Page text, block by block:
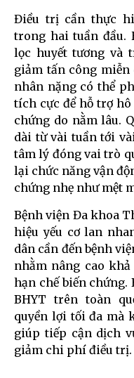
Điều trị cần thực
trong hai tuần đầu.
lọc huyết tương và
giảm tấn công
nhân nặng có thể
tích cực để hỗ trợ
chứng do nằm lâu.
dài từ vài tuần tới
tâm lý đóng vai trò
lại chức năng vận
chứng nhẹ như mệt
Bệnh viện Đa khoa
hiệu yếu cơ lan
dân cần đến bệnh
nhằm nâng cao
hạn chế biến chứng.
BHYT trên toàn
quyền lợi tối đa mà
giúp tiếp cận dịch
giảm chi phí điều trị.